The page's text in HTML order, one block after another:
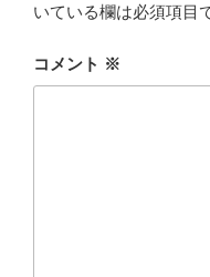
いている欄は必須項目
コメント ※